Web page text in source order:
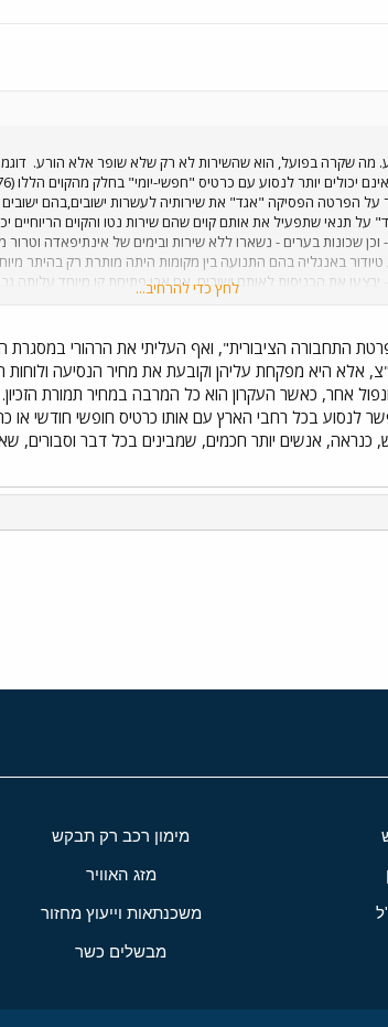
מה שקרה בפועל, הוא שהשירות לא רק שלא שופר אלא הורע.
על הפרטה הפסיקה "אגד" את שירותיה לעשרות ישובים,בהם ישובים
על תנאי שתפעיל את אותם קוים שהם שירות נטו והקוים הריוחיים
וכן שכונות בערים - נשארו ללא שירות ובימים של אינתיפאדה
טיודור באנגליה בהם התנועה בין מקומות היתה מותרת רק בהיתר
את הכניסות לאותם ישובים, אם אכן פתיחת קו מיוחד עלותה
תחרות. רמת-אביב - פ"ת זה רק בתור משל.
נהיגה? שלא כולנו צפונבונים?
לחץ כדי להרחיב...
התחבורה הציבורית", ואף העליתי את הרהורי במסגרת
היא מפקחת עליהן וקובעת את מחיר הנסיעה
אחר, כאשר העקרון הוא כל המרבה במחיר תמורת הזכיון.
לנסוע בכל רחבי הארץ עם אותו כרטיס חופשי חודשי או
כנראה, אנשים יותר חכמים, שמבינים בכל דבר וסבורים,
מימון רכב רק תבקש
מזג האוויר
משכנתאות וייעוץ מחזור
מבשלים כשר